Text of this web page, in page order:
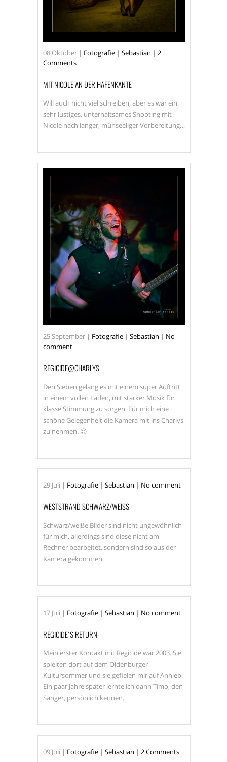
08 Oktober | Fotografie | Sebastian | 2
Comments
MIT NICOLE AN DER HAFENKANTE
Will auch nicht viel schreiben, aber es war ein
sehr lustiges, unterhaltsames Shooting mit
Nicole nach langer, mühseeliger Vorbereitung…
25September | Fotografie | Sebastian | No
comment
REGICIDE@CHARLYS
Den Sieben gelang es mit einem super Auftritt
in einem vollen Laden, mit starker Musik für
klasse Stimmung zu sorgen. Für mich eine
schöne Gelegenheit die Kamera mit ins Charlys
zu nehmen. 😉
29 Juli | Fotografie | Sebastian | No comment
WESTSTRAND SCHWARZ/WEISS
Schwarz/weiße Bilder sind nicht ungewöhnlich
für mich, allerdings sind diese nicht am
Rechner bearbeitet, sondern sind so aus der
Kamera gekommen.
17 Juli | Fotografie | Sebastian | No comment
REGICIDE´S RETURN
Mein erster Kontakt mit Regicide war 2003. Sie
spielten dort auf dem Oldenburger
Kultursommer und sie gefielen mir auf Anhieb.
Ein paar Jahre später lernte ich dann Timo, den
Sänger, persönlich kennen.
09 Juli | Fotografie | Sebastian | 2 Comments